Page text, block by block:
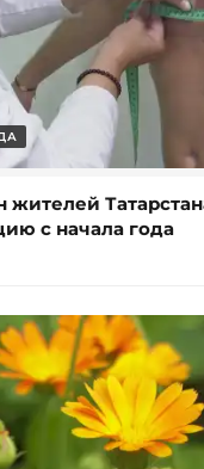
жителей
с начала года